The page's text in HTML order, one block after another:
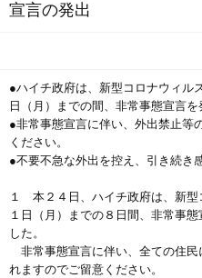
宣言の発出
●ハイチ政府は、新型コロナウィル
日（月）までの間、非常事態宣言を
●非常事態宣言に伴い、外出禁止等
ください。
●不要不急な外出を控え、引き続き
１ 本２４日、ハイチ政府は、新型
１日（月）までの８日間、非常事
した。
非常事態宣言に伴い、全ての住民
れますのでご留意ください。